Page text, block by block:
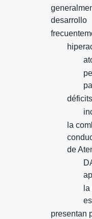
desarrollo
la
de
presentan